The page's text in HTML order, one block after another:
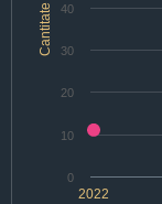
Cantitate
2022
0
10
20
30
40